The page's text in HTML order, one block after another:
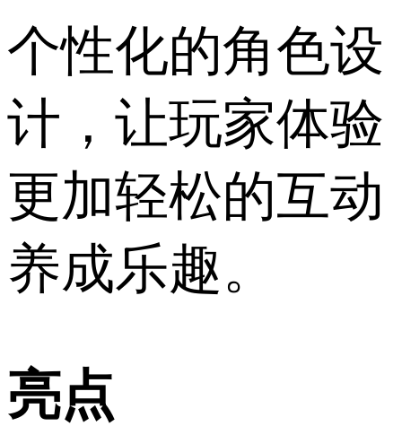
个性化的角色设
计，让玩家体验
更加轻松的互动
养成乐趣。
亮点